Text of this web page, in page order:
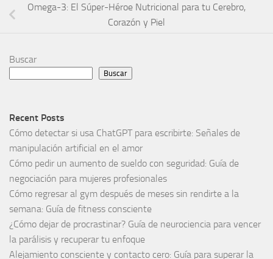
Omega-3: El Súper-Héroe Nutricional para tu Cerebro,
Corazón y Piel
Buscar
Buscar
Recent Posts
Cómo detectar si usa ChatGPT para escribirte: Señales de
manipulación artificial en el amor
Cómo pedir un aumento de sueldo con seguridad: Guía de
negociación para mujeres profesionales
Cómo regresar al gym después de meses sin rendirte a la
semana: Guía de fitness consciente
¿Cómo dejar de procrastinar? Guía de neurociencia para vencer
la parálisis y recuperar tu enfoque
Alejamiento consciente y contacto cero: Guía para superar la